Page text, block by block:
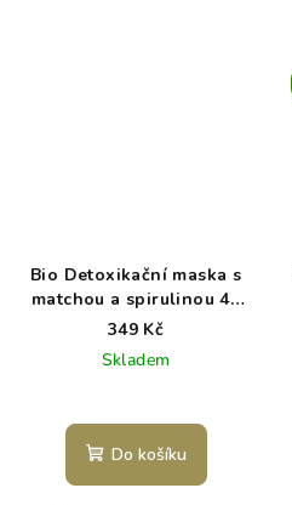
Bio Detoxikační maska s
matchou a spirulinou 40
ml
349 Kč
Skladem
Do košíku